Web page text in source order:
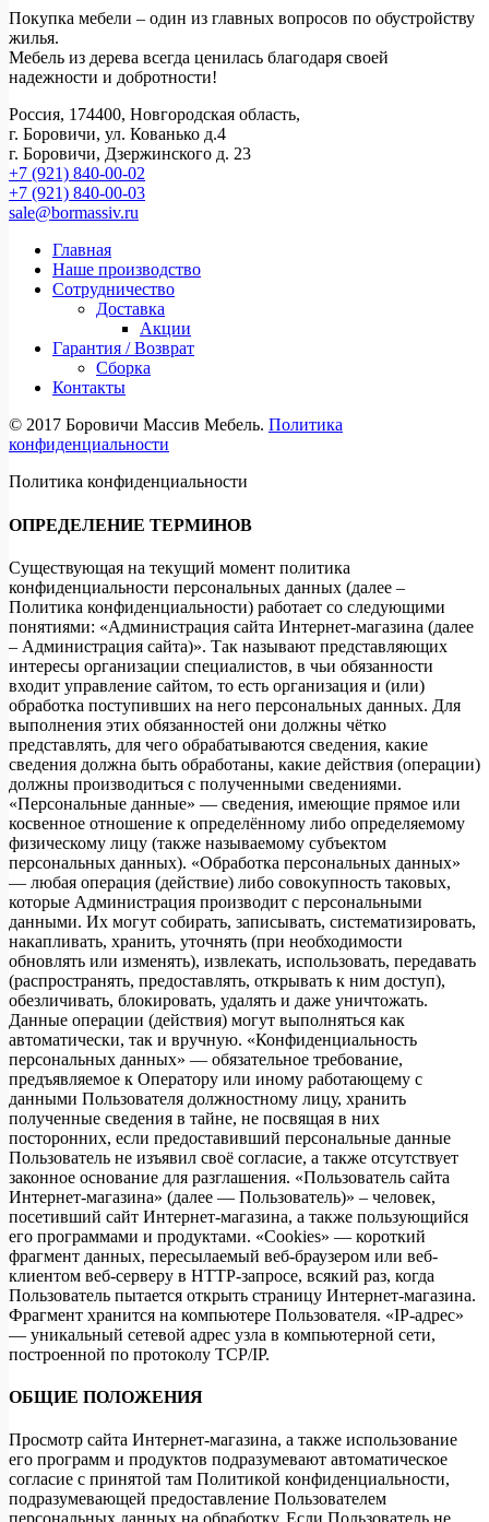
Покупка мебели – один из главных вопросов по обустройству
жилья.
Мебель из дерева всегда ценилась благодаря своей
надежности и добротности!
Россия, 174400, Новгородская область,
г. Боровичи, ул. Кованько д.4
г. Боровичи, Дзержинского д. 23
+7 (921) 840-00-02
+7 (921) 840-00-03
sale@bormassiv.ru
Главная
Наше производство
Сотрудничество
Доставка
Акции
Гарантия / Возврат
Сборка
Контакты
© 2017 Боровичи Массив Мебель. Политика
конфиденциальности
Политика конфиденциальности
ОПРЕДЕЛЕНИЕ ТЕРМИНОВ
Существующая на текущий момент политика
конфиденциальности персональных данных (далее –
Политика конфиденциальности) работает со следующими
понятиями: «Администрация сайта Интернет-магазина (далее
– Администрация сайта)». Так называют представляющих
интересы организации специалистов, в чьи обязанности
входит управление сайтом, то есть организация и (или)
обработка поступивших на него персональных данных. Для
выполнения этих обязанностей они должны чётко
представлять, для чего обрабатываются сведения, какие
сведения должна быть обработаны, какие действия (операции)
должны производиться с полученными сведениями.
«Персональные данные» — сведения, имеющие прямое или
косвенное отношение к определённому либо определяемому
физическому лицу (также называемому субъектом
персональных данных). «Обработка персональных данных»
— любая операция (действие) либо совокупность таковых,
которые Администрация производит с персональными
данными. Их могут собирать, записывать, систематизировать,
накапливать, хранить, уточнять (при необходимости
обновлять или изменять), извлекать, использовать, передавать
(распространять, предоставлять, открывать к ним доступ),
обезличивать, блокировать, удалять и даже уничтожать.
Данные операции (действия) могут выполняться как
автоматически, так и вручную. «Конфиденциальность
персональных данных» — обязательное требование,
предъявляемое к Оператору или иному работающему с
данными Пользователя должностному лицу, хранить
полученные сведения в тайне, не посвящая в них
посторонних, если предоставивший персональные данные
Пользователь не изъявил своё согласие, а также отсутствует
законное основание для разглашения. «Пользователь сайта
Интернет-магазина» (далее — Пользователь)» – человек,
посетивший сайт Интернет-магазина, а также пользующийся
его программами и продуктами. «Cookies» — короткий
фрагмент данных, пересылаемый веб-браузером или веб-
клиентом веб-серверу в HTTP-запросе, всякий раз, когда
Пользователь пытается открыть страницу Интернет-магазина.
Фрагмент хранится на компьютере Пользователя. «IP-адрес»
— уникальный сетевой адрес узла в компьютерной сети,
построенной по протоколу TCP/IP.
ОБЩИЕ ПОЛОЖЕНИЯ
Просмотр сайта Интернет-магазина, а также использование
его программ и продуктов подразумевают автоматическое
согласие с принятой там Политикой конфиденциальности,
подразумевающей предоставление Пользователем